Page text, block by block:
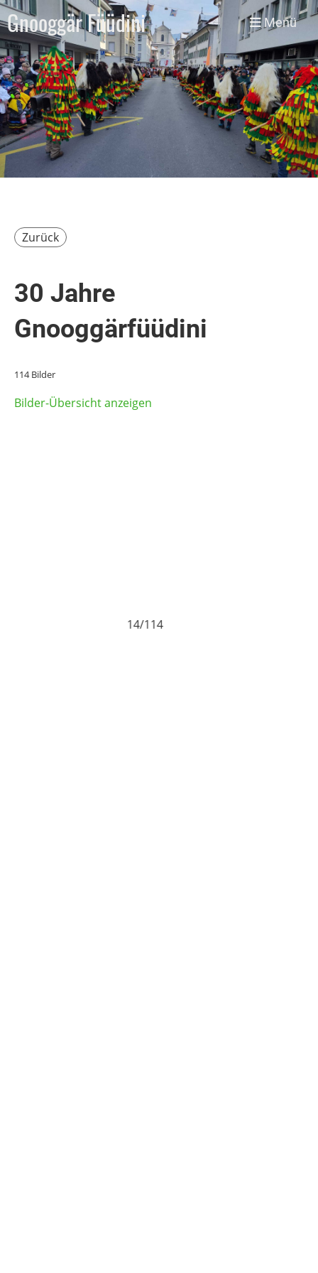
Gnooggär Füüdini Menü
Zurück
30 Jahre
Gnooggärfüüdini
114 Bilder
Bilder-Übersicht anzeigen
14/114